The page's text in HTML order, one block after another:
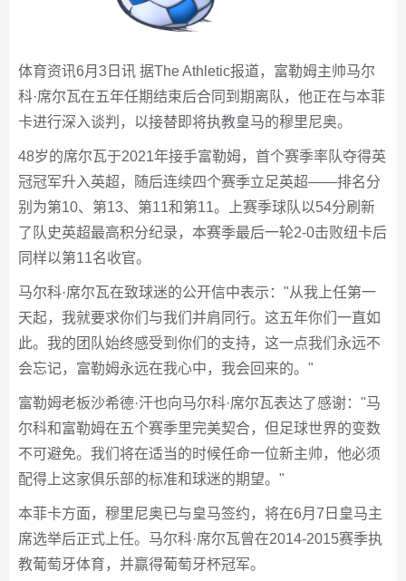
体育资讯6月3日讯 据The Athletic报道，富勒姆主帅马尔
科·席尔瓦在五年任期结束后合同到期离队，他正在与本菲
卡进行深入谈判，以接替即将执教皇马的穆里尼奥。
48岁的席尔瓦于2021年接手富勒姆，首个赛季率队夺得英
冠冠军升入英超，随后连续四个赛季立足英超——排名分
别为第10、第13、第11和第11。上赛季球队以54分刷新
了队史英超最高积分纪录，本赛季最后一轮2-0击败纽卡后
同样以第11名收官。
马尔科·席尔瓦在致球迷的公开信中表示："从我上任第一
天起，我就要求你们与我们并肩同行。这五年你们一直如
此。我的团队始终感受到你们的支持，这一点我们永远不
会忘记，富勒姆永远在我心中，我会回来的。"
富勒姆老板沙希德·汗也向马尔科·席尔瓦表达了感谢："马
尔科和富勒姆在五个赛季里完美契合，但足球世界的变数
不可避免。我们将在适当的时候任命一位新主帅，他必须
配得上这家俱乐部的标准和球迷的期望。"
本菲卡方面，穆里尼奥已与皇马签约，将在6月7日皇马主
席选举后正式上任。马尔科·席尔瓦曾在2014-2015赛季执
教葡萄牙体育，并赢得葡萄牙杯冠军。